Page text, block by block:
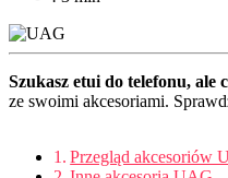
Szukasz etui do telefonu, ale
ze swoimi akcesoriami.
Przegląd akcesoriów